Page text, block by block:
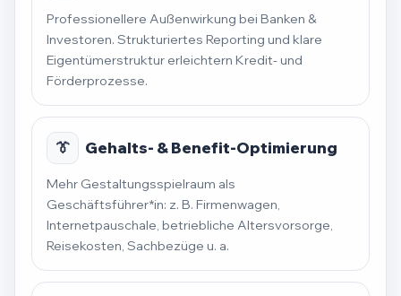
Professionellere Außenwirkung bei Banken &
Investoren. Strukturiertes Reporting und klare
Eigentümerstruktur erleichtern Kredit- und
Förderprozesse.
👔 Gehalts- & Benefit-Optimierung
Mehr Gestaltungsspielraum als
Geschäftsführer*in: z. B. Firmenwagen,
Internetpauschale, betriebliche Altersvorsorge,
Reisekosten, Sachbezüge u. a.